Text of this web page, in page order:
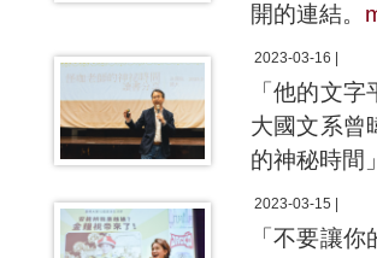
開的連結。
2023-03-16 |
「他的文
大國文系曾
的神秘時間
2023-03-15 |
「不要讓